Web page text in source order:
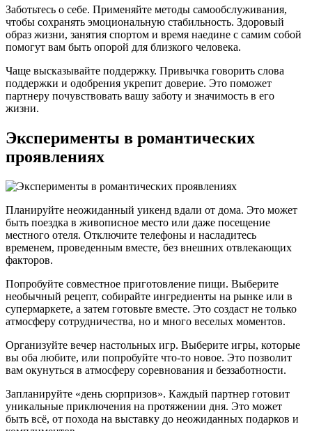
Заботьтесь о себе. Применяйте методы самообслуживания,
чтобы сохранять эмоциональную стабильность. Здоровый
образ жизни, занятия спортом и время наедине с самим собой
помогут вам быть опорой для близкого человека.
Чаще высказывайте поддержку. Привычка говорить слова
поддержки и одобрения укрепит доверие. Это поможет
партнеру почувствовать вашу заботу и значимость в его
жизни.
Эксперименты в романтических
проявлениях
Планируйте неожиданный уикенд вдали от дома. Это может
быть поездка в живописное место или даже посещение
местного отеля. Отключите телефоны и насладитесь
временем, проведенным вместе, без внешних отвлекающих
факторов.
Попробуйте совместное приготовление пищи. Выберите
необычный рецепт, собирайте ингредиенты на рынке или в
супермаркете, а затем готовьте вместе. Это создаст не только
атмосферу сотрудничества, но и много веселых моментов.
Организуйте вечер настольных игр. Выберите игры, которые
вы оба любите, или попробуйте что-то новое. Это позволит
вам окунуться в атмосферу соревнования и беззаботности.
Запланируйте «день сюрпризов». Каждый партнер готовит
уникальные приключения на протяжении дня. Это может
быть всё, от похода на выставку до неожиданных подарков и